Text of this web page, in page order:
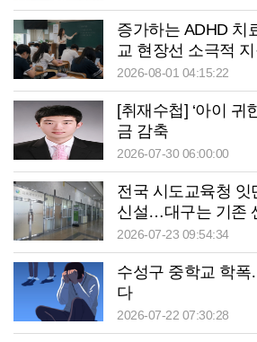
증가하는 ADHD
교 현장선 소극적
2026-08-01 04:15:22
[취재수첩] ‘아이 귀
금 감축
2026-07-30 06:00:00
전국 시도교육청 잇
신설…대구는 기존
2026-07-23 09:54:34
수성구 중학교 학폭
다
2026-07-22 07:30:28